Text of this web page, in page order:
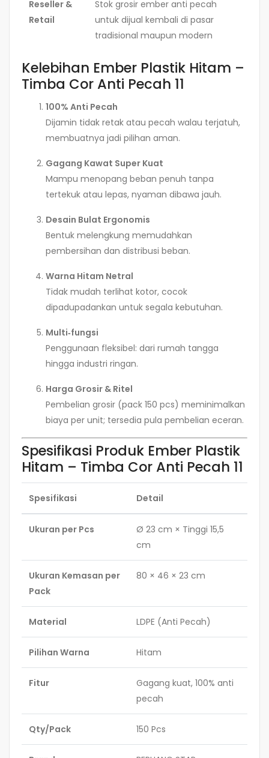
Reseller &
Retail
Stok grosir ember anti pecah
untuk dijual kembali di pasar
tradisional maupun modern
Kelebihan Ember Plastik Hitam –
Timba Cor Anti Pecah 11
100% Anti Pecah
Dijamin tidak retak atau pecah walau terjatuh,
membuatnya jadi pilihan aman.
Gagang Kawat Super Kuat
Mampu menopang beban penuh tanpa
tertekuk atau lepas, nyaman dibawa jauh.
Desain Bulat Ergonomis
Bentuk melengkung memudahkan
pembersihan dan distribusi beban.
Warna Hitam Netral
Tidak mudah terlihat kotor, cocok
dipadupadankan untuk segala kebutuhan.
Multi‑fungsi
Penggunaan fleksibel: dari rumah tangga
hingga industri ringan.
Harga Grosir & Ritel
Pembelian grosir (pack 150 pcs) meminimalkan
biaya per unit; tersedia pula pembelian eceran.
Spesifikasi Produk Ember Plastik
Hitam – Timba Cor Anti Pecah 11
Spesifikasi Detail
Ukuran per Pcs
Ø 23 cm × Tinggi 15,5
cm
Ukuran Kemasan per
Pack
80 × 46 × 23 cm
Material LDPE (Anti Pecah)
Pilihan Warna Hitam
Fitur
Gagang kuat, 100% anti
pecah
Qty/Pack 150 Pcs